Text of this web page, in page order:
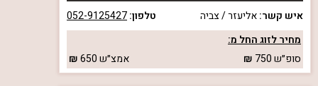
איש קשר:אליעזר / צביה טלפון:052-9125427
מחיר לזוג החל מ:
סופ״ש750 אמצ״ש650